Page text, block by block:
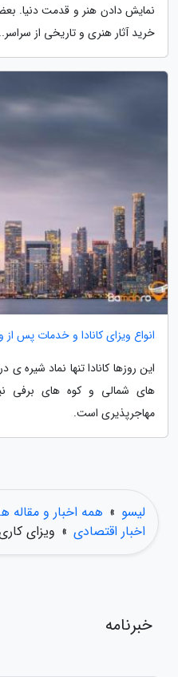
نمایش دادن هنر و قدمت دنیا.
خرید آثار هنری و تاریخی از
انواع ویزای کانادا و خدمات پس از
این روزها کانادا تنها نماد
های شمالی و کوه های برفی
مهاجرپذیری است.
لیسو » همه اخبار و مقاله
اخبار اقتصادی » ویزای
خبرنامه